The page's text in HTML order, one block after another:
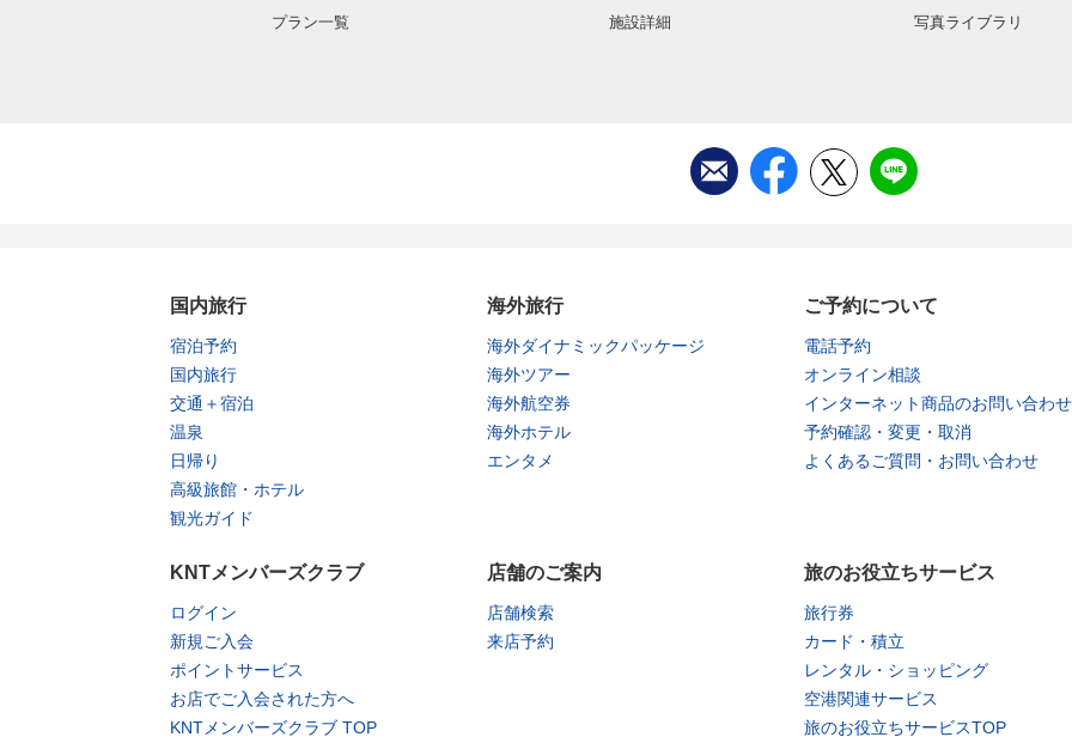
プラン一覧 施設詳細 写真ライブラリ
国内旅行
宿泊予約
国内旅行
交通＋宿泊
温泉
日帰り
高級旅館・ホテル
観光ガイド
海外旅行
海外ダイナミックパッケージ
海外ツアー
海外航空券
海外ホテル
エンタメ
ご予約について
電話予約
オンライン相談
インターネット商品のお問い合わせ
予約確認・変更・取消
よくあるご質問・お問い合わせ
KNTメンバーズクラブ
ログイン
新規ご入会
ポイントサービス
お店でご入会された方へ
KNTメンバーズクラブ TOP
店舗のご案内
店舗検索
来店予約
旅のお役立ちサービス
旅行券
カード・積立
レンタル・ショッピング
空港関連サービス
旅のお役立ちサービスTOP